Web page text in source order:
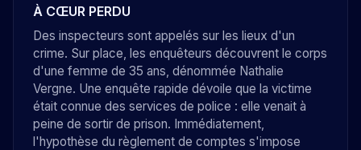
À CŒUR PERDU
Des inspecteurs sont appelés sur les lieux d'un
crime. Sur place, les enquêteurs découvrent le corps
d'une femme de 35 ans, dénommée Nathalie
Vergne. Une enquête rapide dévoile que la victime
était connue des services de police : elle venait à
peine de sortir de prison. Immédiatement,
l'hypothèse du règlement de comptes s'impose